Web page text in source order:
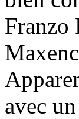
Franzo
avec